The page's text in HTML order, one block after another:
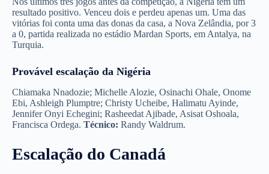
resultado positivo. Venceu dois e perdeu apenas um. Uma das
vitórias foi conta uma das donas da casa, a Nova Zelândia, por 3
a 0, partida realizada no estádio Mardan Sports, em Antalya, na
Turquia.
Provável escalação da Nigéria
Chiamaka Nnadozie; Michelle Alozie, Osinachi Ohale, Onome
Ebi, Ashleigh Plumptre; Christy Ucheibe, Halimatu Ayinde,
Jennifer Onyi Echegini; Rasheedat Ajibade, Asisat Oshoala,
Francisca Ordega. Técnico: Randy Waldrum.
Escalação do Canadá